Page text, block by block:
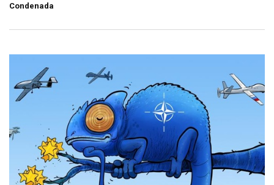
Condenada